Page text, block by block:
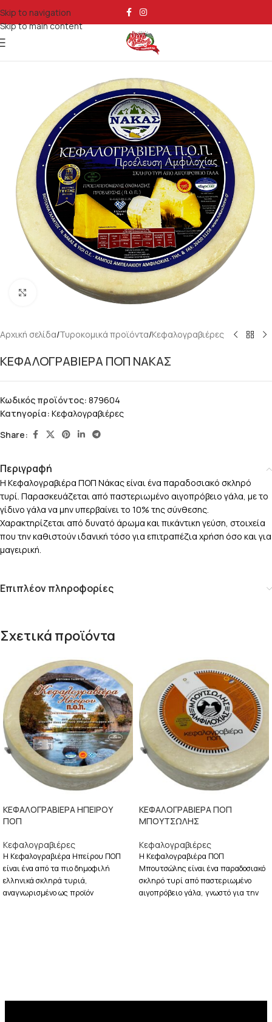
Skip to navigation
Skip to main content
Κάντε κλικ για μεγέθυνση
Αρχική σελίδα/Τυροκομικά προϊόντα/Κεφαλογραβιέρες
ΚΕΦΑΛΟΓΡΑΒΙΕΡΑ ΠΟΠ ΝΑΚΑΣ
Κωδικός προϊόντος: 879604
Κατηγορία: Κεφαλογραβιέρες
Share:
Περιγραφή
Η Κεφαλογραβιέρα ΠΟΠ Νάκας είναι ένα παραδοσιακό σκληρό
τυρί. Παρασκευάζεται από παστεριωμένο αιγοπρόβειο γάλα, με το
γίδινο γάλα να μην υπερβαίνει το 10% της σύνθεσης.
Χαρακτηρίζεται από δυνατό άρωμα και πικάντικη γεύση, στοιχεία
που την καθιστούν ιδανική τόσο για επιτραπέζια χρήση όσο και για
μαγειρική.
Επιπλέον πληροφορίες
Σχετικά προϊόντα
ΚΕΦΑΛΟΓΡΑΒΙΕΡΑ ΗΠΕΙΡΟΥ
ΠΟΠ
Κεφαλογραβιέρες
Η Κεφαλογραβιέρα Ηπείρου ΠΟΠ
είναι ένα από τα πιο δημοφιλή
ελληνικά σκληρά τυριά,
αναγνωρισμένο ως προϊόν
ΚΕΦΑΛΟΓΡΑΒΙΕΡΑ ΠΟΠ
ΜΠΟΥΤΣΩΛΗΣ
Κεφαλογραβιέρες
Η Κεφαλογραβιέρα ΠΟΠ
Μπουτσώλης είναι ένα παραδοσιακό
σκληρό τυρί από παστεριωμένο
αιγοπρόβειο γάλα, γνωστό για την